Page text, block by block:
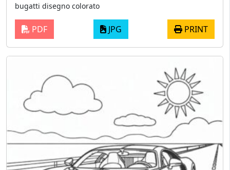
bugatti disegno colorato
PDF JPG PRINT